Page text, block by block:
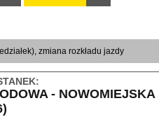
zmiana rozkładu jazdy
- NOWOMIEJSKA